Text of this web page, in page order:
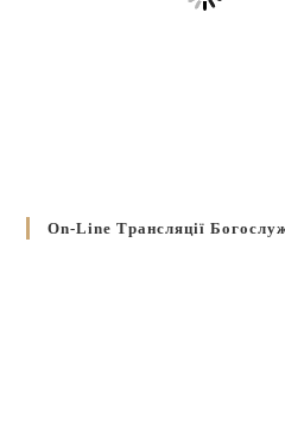
On-Line Трансляції